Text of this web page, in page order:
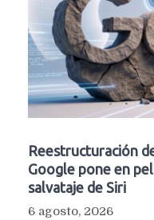
Reestructuración
Google pone en
salvataje de Siri
6 agosto, 2026